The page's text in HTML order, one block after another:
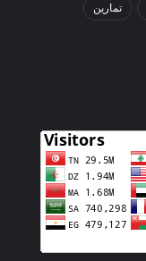
تمارين